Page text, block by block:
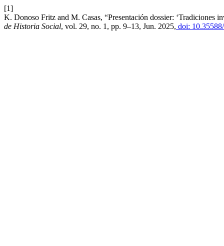
[1]
K. Donoso Fritz and M. Casas, “Presentación dossier:
de Historia Social, vol. 29, no. 1, pp. 9–13, Jun. 2025, doi: